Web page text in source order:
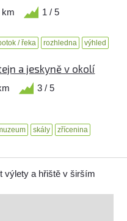
km 1 / 5
/ řeka rozhledna výhled
a jeskyně v okolí
3 / 5
skály zřícenina
výlety a hřiště v širším